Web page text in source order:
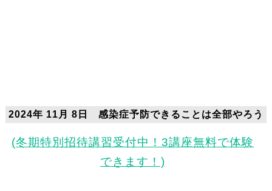
2024年 11月 8日 感染症予防できることは全部やろう
(冬期特別招待講習受付中！3講座無料で体験
できます！)